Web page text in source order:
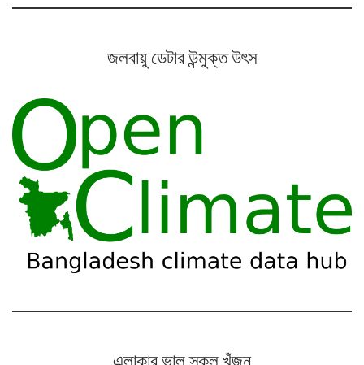
জলবায়ু ডেটার উন্মুক্ত উৎস